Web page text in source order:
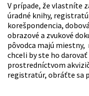
V prípade, že vlastníte
úradné knihy,
korešpondencia,
obrazové a zvukové
pôvodca majú
chceli by ste ho
prostredníctvom
registratúr, obráťte sa